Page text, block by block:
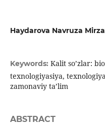
Haydarova Navruza
Keywords: Kalit so’zlar:
texnologiyasiya,
zamonaviy ta’lim
ABSTRACT